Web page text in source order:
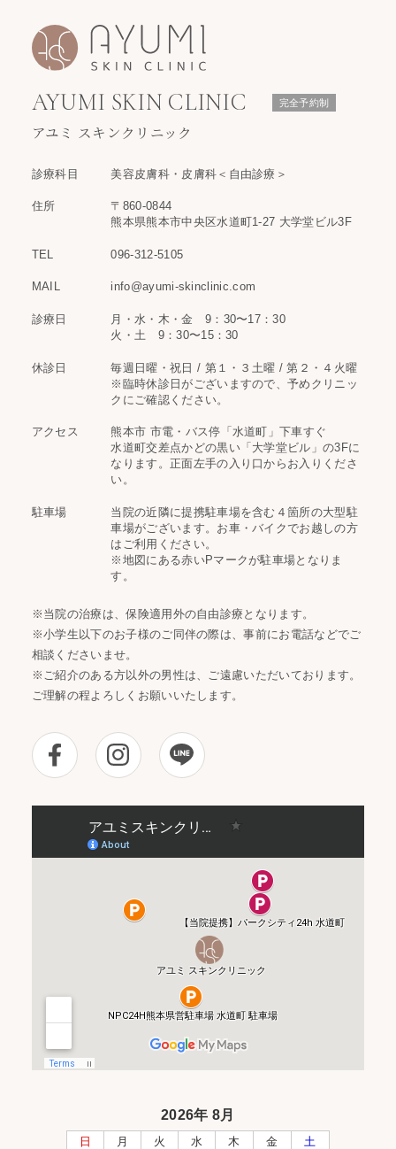
AYUMI SKIN CLINIC 完全予約制
アユミ スキンクリニック
診療科目 美容皮膚科・皮膚科＜自由診療＞
住所
〒860-0844
熊本県熊本市中央区水道町1-27 大学堂ビル3F
TEL 096-312-5105
MAIL info@ayumi-skinclinic.com
診療日
月・水・木・金 9：30〜17：30
火・土 9：30〜15：30
休診日
毎週日曜・祝日 / 第１・３土曜 / 第２・４火曜
※臨時休診日がございますので、予めクリニッ
クにご確認ください。
アクセス
熊本市 市電・バス停「水道町」下車すぐ
水道町交差点かどの黒い「大学堂ビル」の3Fに
なります。正面左手の入り口からお入りくださ
い。
駐車場
当院の近隣に提携駐車場を含む４箇所の大型駐
車場がございます。お車・バイクでお越しの方
はご利用ください。
※地図にある赤いPマークが駐車場となりま
す。
※当院の治療は、保険適用外の自由診療となります。
※小学生以下のお子様のご同伴の際は、事前にお電話などでご
相談くださいませ。
※ご紹介のある方以外の男性は、ご遠慮いただいております。
ご理解の程よろしくお願いいたします。
2026年 8月
日 月 火 水 木 金 土